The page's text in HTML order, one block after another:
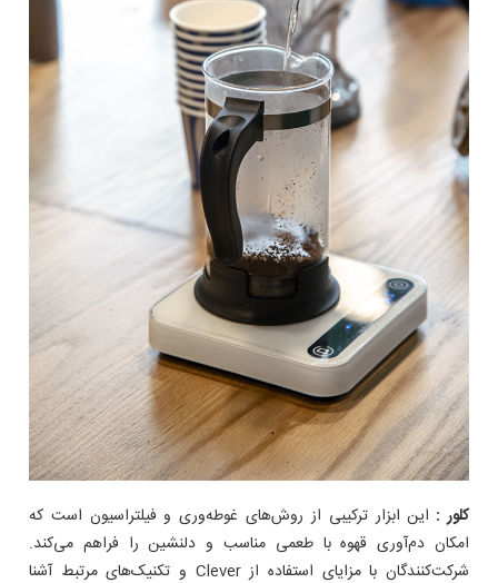
کلور : این ابزار ترکیبی از روش‌های غوطه‌وری و فیلتراسیون است که
امکان دم‌آوری قهوه با طعمی مناسب و دلنشین را فراهم می‌کند.
شرکت‌کنندگان با مزایای استفاده از Clever و تکنیک‌های مرتبط آشنا